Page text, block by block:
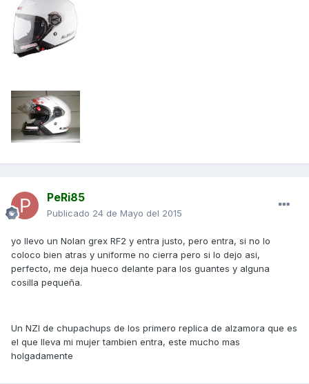
PeRi85
Publicado 24 de Mayo del 2015
yo llevo un Nolan grex RF2 y entra justo, pero entra, si no lo
coloco bien atras y uniforme no cierra pero si lo dejo asi,
perfecto, me deja hueco delante para los guantes y alguna
cosilla pequeña.
Un NZI de chupachups de los primero replica de alzamora que es
el que lleva mi mujer tambien entra, este mucho mas
holgadamente